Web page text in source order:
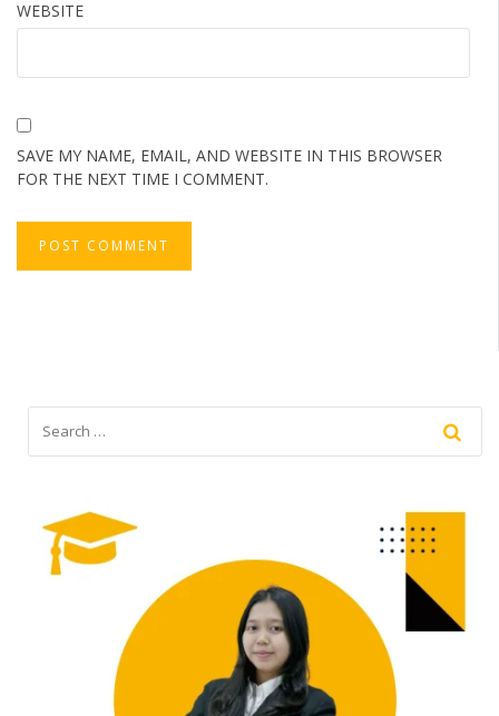
WEBSITE
SAVE MY NAME, EMAIL, AND WEBSITE IN THIS BROWSER
FOR THE NEXT TIME I COMMENT.